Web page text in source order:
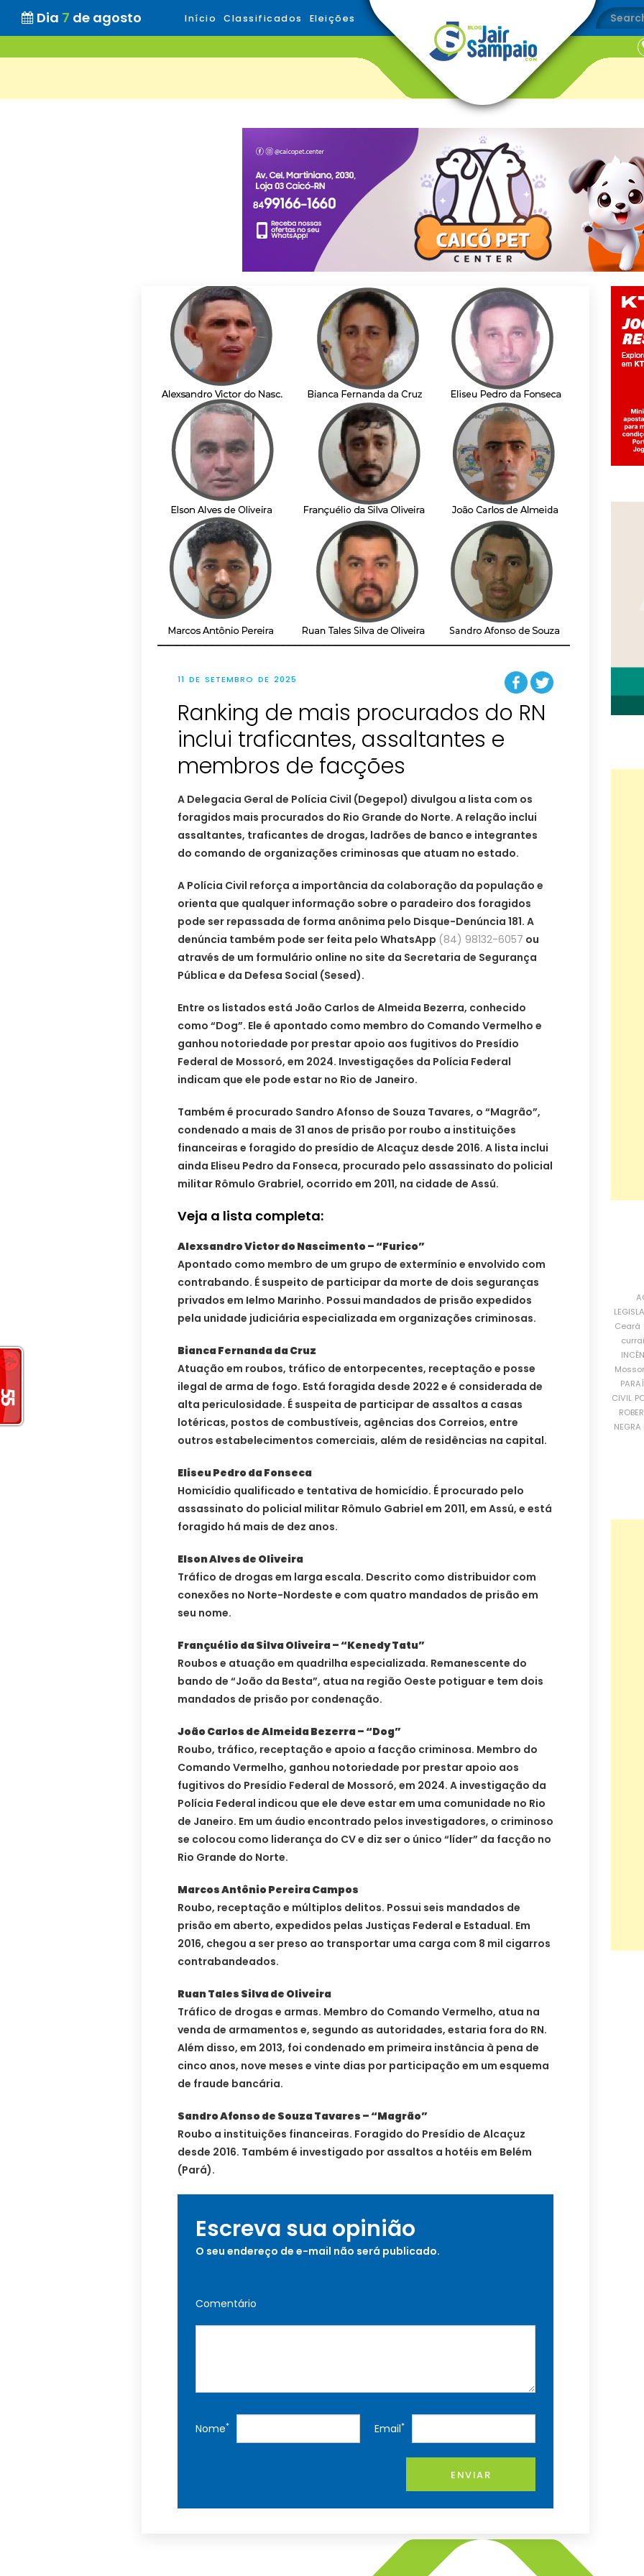
Dia 7 de agosto Início Classificados Eleições
11 DE SETEMBRO DE 2025
Ranking de mais procurados do RN
inclui traficantes, assaltantes e
membros de facções
A Delegacia Geral de Polícia Civil (Degepol) divulgou a lista com os
foragidos mais procurados do Rio Grande do Norte. A relação inclui
assaltantes, traficantes de drogas, ladrões de banco e integrantes
do comando de organizações criminosas que atuam no estado.
A Polícia Civil reforça a importância da colaboração da população e
orienta que qualquer informação sobre o paradeiro dos foragidos
pode ser repassada de forma anônima pelo Disque-Denúncia 181. A
denúncia também pode ser feita pelo WhatsApp (84) 98132-6057 ou
através de um formulário online no site da Secretaria de Segurança
Pública e da Defesa Social (Sesed).
Entre os listados está João Carlos de Almeida Bezerra, conhecido
como “Dog”. Ele é apontado como membro do Comando Vermelho e
ganhou notoriedade por prestar apoio aos fugitivos do Presídio
Federal de Mossoró, em 2024. Investigações da Polícia Federal
indicam que ele pode estar no Rio de Janeiro.
Também é procurado Sandro Afonso de Souza Tavares, o “Magrão”,
condenado a mais de 31 anos de prisão por roubo a instituições
financeiras e foragido do presídio de Alcaçuz desde 2016. A lista inclui
ainda Eliseu Pedro da Fonseca, procurado pelo assassinato do policial
militar Rômulo Grabriel, ocorrido em 2011, na cidade de Assú.
Veja a lista completa:
Alexsandro Victor do Nascimento – “Furico”
Apontado como membro de um grupo de extermínio e envolvido com
contrabando. É suspeito de participar da morte de dois seguranças
privados em Ielmo Marinho. Possui mandados de prisão expedidos
pela unidade judiciária especializada em organizações criminosas.
Bianca Fernanda da Cruz
Atuação em roubos, tráfico de entorpecentes, receptação e posse
ilegal de arma de fogo. Está foragida desde 2022 e é considerada de
alta periculosidade. É suspeita de participar de assaltos a casas
lotéricas, postos de combustíveis, agências dos Correios, entre
outros estabelecimentos comerciais, além de residências na capital.
Eliseu Pedro da Fonseca
Homicídio qualificado e tentativa de homicídio. É procurado pelo
assassinato do policial militar Rômulo Gabriel em 2011, em Assú, e está
foragido há mais de dez anos.
Elson Alves de Oliveira
Tráfico de drogas em larga escala. Descrito como distribuidor com
conexões no Norte-Nordeste e com quatro mandados de prisão em
seu nome.
Françuélio da Silva Oliveira – “Kenedy Tatu”
Roubos e atuação em quadrilha especializada. Remanescente do
bando de “João da Besta”, atua na região Oeste potiguar e tem dois
mandados de prisão por condenação.
João Carlos de Almeida Bezerra – “Dog”
Roubo, tráfico, receptação e apoio a facção criminosa. Membro do
Comando Vermelho, ganhou notoriedade por prestar apoio aos
fugitivos do Presídio Federal de Mossoró, em 2024. A investigação da
Polícia Federal indicou que ele deve estar em uma comunidade no Rio
de Janeiro. Em um áudio encontrado pelos investigadores, o criminoso
se colocou como liderança do CV e diz ser o único “líder” da facção no
Rio Grande do Norte.
Marcos Antônio Pereira Campos
Roubo, receptação e múltiplos delitos. Possui seis mandados de
prisão em aberto, expedidos pelas Justiças Federal e Estadual. Em
2016, chegou a ser preso ao transportar uma carga com 8 mil cigarros
contrabandeados.
Ruan Tales Silva de Oliveira
Tráfico de drogas e armas. Membro do Comando Vermelho, atua na
venda de armamentos e, segundo as autoridades, estaria fora do RN.
Além disso, em 2013, foi condenado em primeira instância à pena de
cinco anos, nove meses e vinte dias por participação em um esquema
de fraude bancária.
Sandro Afonso de Souza Tavares – “Magrão”
Roubo a instituições financeiras. Foragido do Presídio de Alcaçuz
desde 2016. Também é investigado por assaltos a hotéis em Belém
(Pará).
Escreva sua opinião
O seu endereço de e-mail não será publicado.
Comentário
Nome* Email*
ENVIAR
Ceará
CIVIL
NEGRA